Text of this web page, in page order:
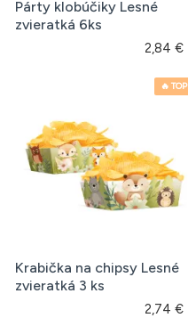
Párty klobúčiky Lesné
zvieratká 6ks
2,84 €
🔥 TOP
Krabička na chipsy Lesné
zvieratká 3 ks
2,74 €